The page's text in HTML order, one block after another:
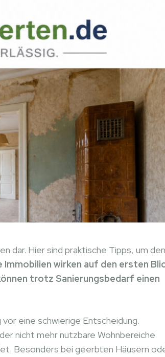
dar. Hier sind praktische Tipps, um den
wirken auf den ersten
trotz Sanierungsbedarf einen
eine schwierige Entscheidung.
nicht mehr nutzbare Wohnbereiche
Besonders bei geerbten Häusern